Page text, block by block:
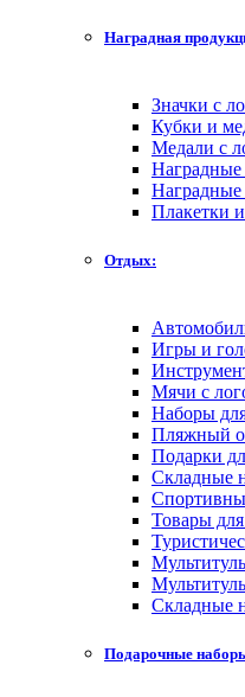
Наградная
Значки с
Кубки и
Медали с
Наградные
Наградные
Плакетки
Отдых:
Игры и
Мячи с
Наборы
Пляжный
Подарки
Складные
Товары
Складные
Подарочные